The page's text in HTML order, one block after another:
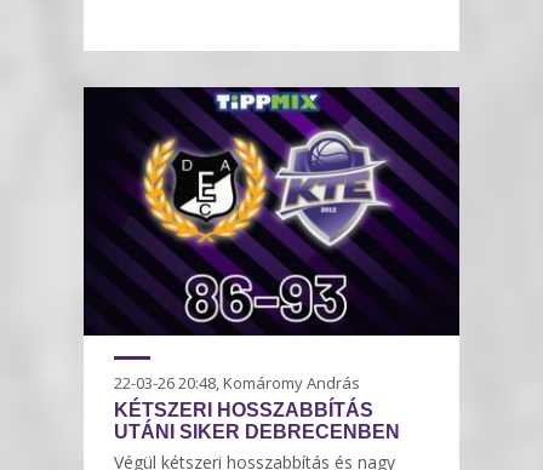
22-03-26 20:48, Komáromy András
KÉTSZERI HOSSZABBÍTÁS
UTÁNI SIKER DEBRECENBEN
Végül kétszeri hosszabbítás és nagy